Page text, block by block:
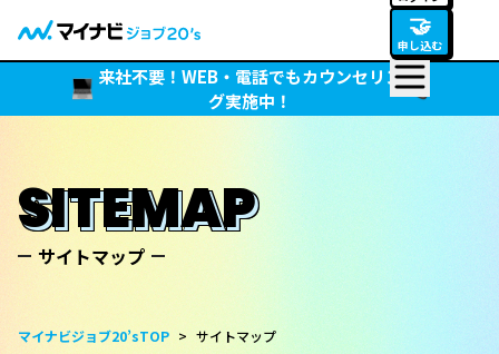
🤝
申し込む
来社不要！WEB・電話でもカウンセリン
グ実施中！
SITEMAP
サイトマップ
マイナビジョブ20’sTOP > サイトマップ